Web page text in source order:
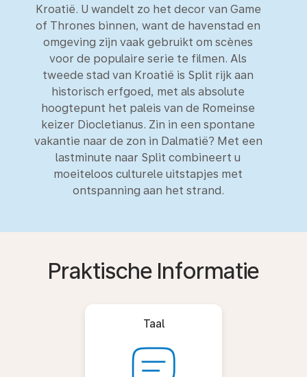
Kroatië. U wandelt zo het decor van Game
of Thrones binnen, want de havenstad en
omgeving zijn vaak gebruikt om scènes
voor de populaire serie te filmen. Als
tweede stad van Kroatië is Split rijk aan
historisch erfgoed, met als absolute
hoogtepunt het paleis van de Romeinse
keizer Diocletianus. Zin in een spontane
vakantie naar de zon in Dalmatië? Met een
lastminute naar Split combineert u
moeiteloos culturele uitstapjes met
ontspanning aan het strand.
Praktische Informatie
Taal